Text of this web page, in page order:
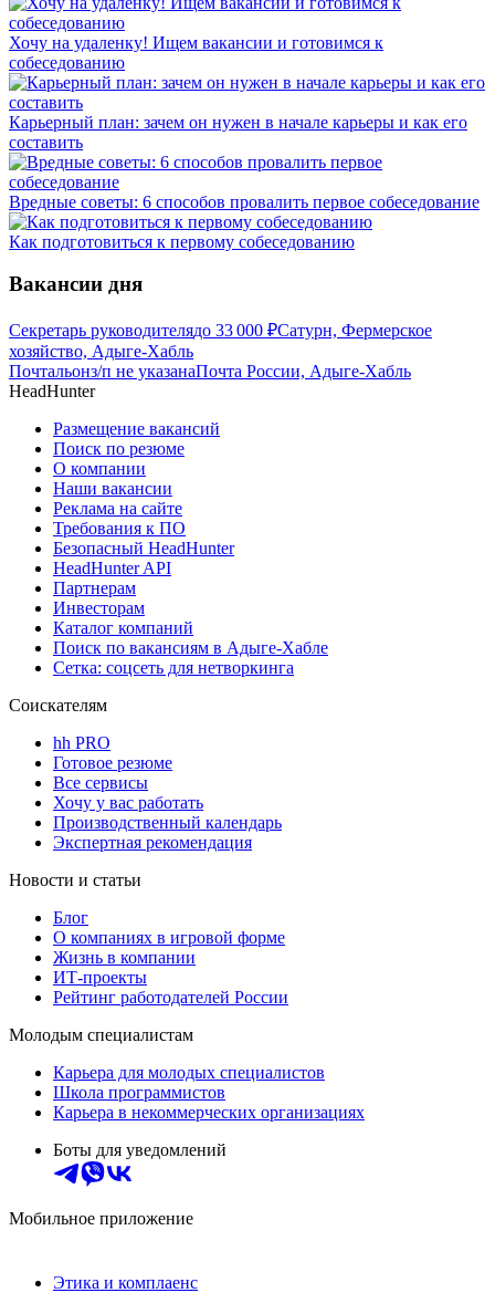
Хочу на удаленку! Ищем вакансии и готовимся к
собеседованию
Карьерный план: зачем он нужен в начале карьеры и как его
составить
Вредные советы: 6 способов провалить первое собеседование
Как подготовиться к первому собеседованию
Вакансии дня
Секретарь руководителядо 33 000 ₽Сатурн, Фермерское
хозяйство, Адыге-Хабль
Почтальонз/п не указанаПочта России, Адыге-Хабль
HeadHunter
Размещение вакансий
Поиск по резюме
О компании
Наши вакансии
Реклама на сайте
Требования к ПО
Безопасный HeadHunter
HeadHunter API
Партнерам
Инвесторам
Каталог компаний
Поиск по вакансиям в Адыге-Хабле
Сетка: соцсеть для нетворкинга
Соискателям
hh PRO
Готовое резюме
Все сервисы
Хочу у вас работать
Производственный календарь
Экспертная рекомендация
Новости и статьи
Блог
О компаниях в игровой форме
Жизнь в компании
ИТ-проекты
Рейтинг работодателей России
Молодым специалистам
Карьера для молодых специалистов
Школа программистов
Карьера в некоммерческих организациях
Боты для уведомлений
Мобильное приложение
Этика и комплаенс